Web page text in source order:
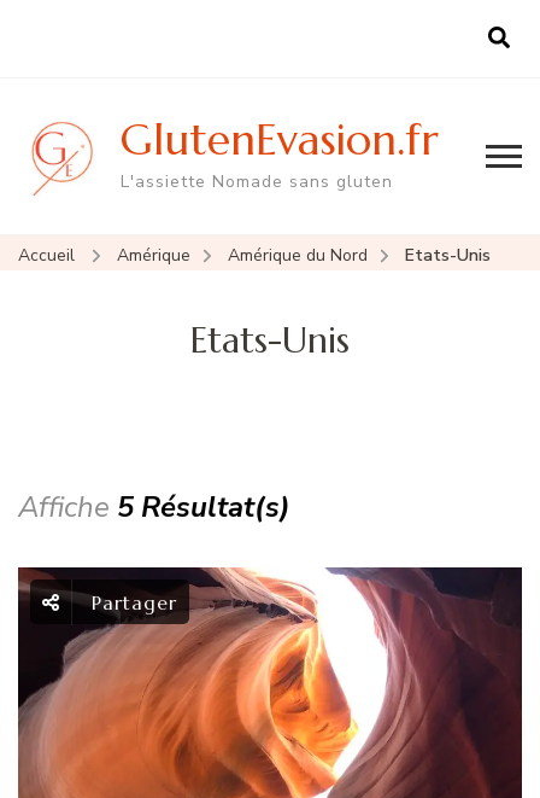
GlutenEvasion.fr
L'assiette Nomade sans gluten
Accueil Amérique Amérique du Nord Etats-Unis
Etats-Unis
Affiche 5 Résultat(s)
Partager